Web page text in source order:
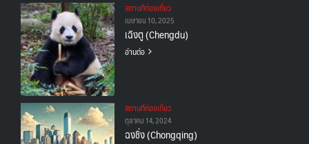
สถานทีท่องเที่ยว
เมษายน 10, 2025
เฉิงตู (Chengdu)
อ่านต่อ
สถานทีท่องเที่ยว
ตุลาคม 14, 2024
ฉงชิ่ง (Chongqing)